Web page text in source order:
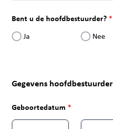
Bent u de hoofdbestuurder?
Ja Nee
Gegevens hoofdbestuurder
Geboortedatum